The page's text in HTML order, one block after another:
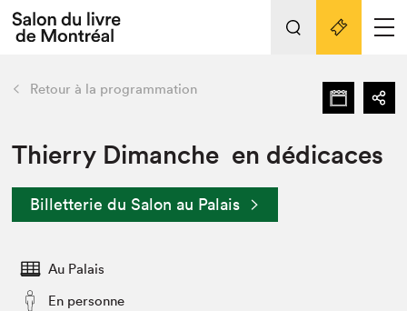
L'événement
Préparer sa visite au Salon
Actualités
SLM PRO
retour Nos activités
Préparer sa visite
Salon dans la ville et en ligne
Liens pratiques
Retour à la programmation
Thierry Dimanche en dédicaces
Billetterie du Salon au Palais
Au Palais
En personne